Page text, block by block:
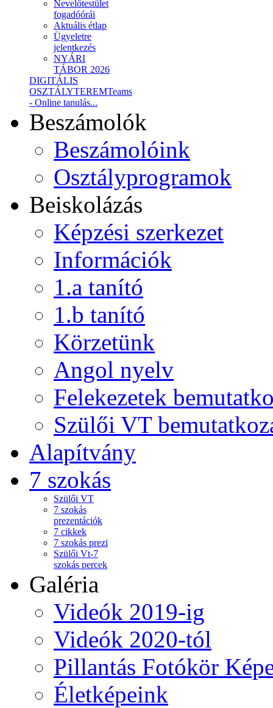
Nevelőtestület
fogadóórái
Aktuális étlap
Ügyeletre
jelentkezés
NYÁRI
TÁBOR 2026
DIGITÁLIS
OSZTÁLYTEREMTeams
- Online tanulás...
Beszámolók
Beszámolóink
Osztályprogramok
Beiskolázás
Képzési szerkezet
Információk
1.a tanító
1.b tanító
Körzetünk
Angol nyelv
Felekezetek
Szülői VT
Alapítvány
7 szokás
Szülői VT
7 szokás
prezentációk
7 cikkek
7 szokás prezi
Szülői Vt-7
szokás percek
Galéria
Videók 2019-ig
Videók 2020-tól
Pillantás Fotókör
Életképeink